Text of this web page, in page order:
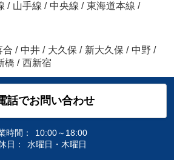
/ 山手線 / 中央線 / 東海道本線 /
合 / 中井 / 大久保 / 新大久保 / 中野 /
橋 / 西新宿
話でお問い合わせ
時間：
10:00～18:00
日：
水曜日・木曜日